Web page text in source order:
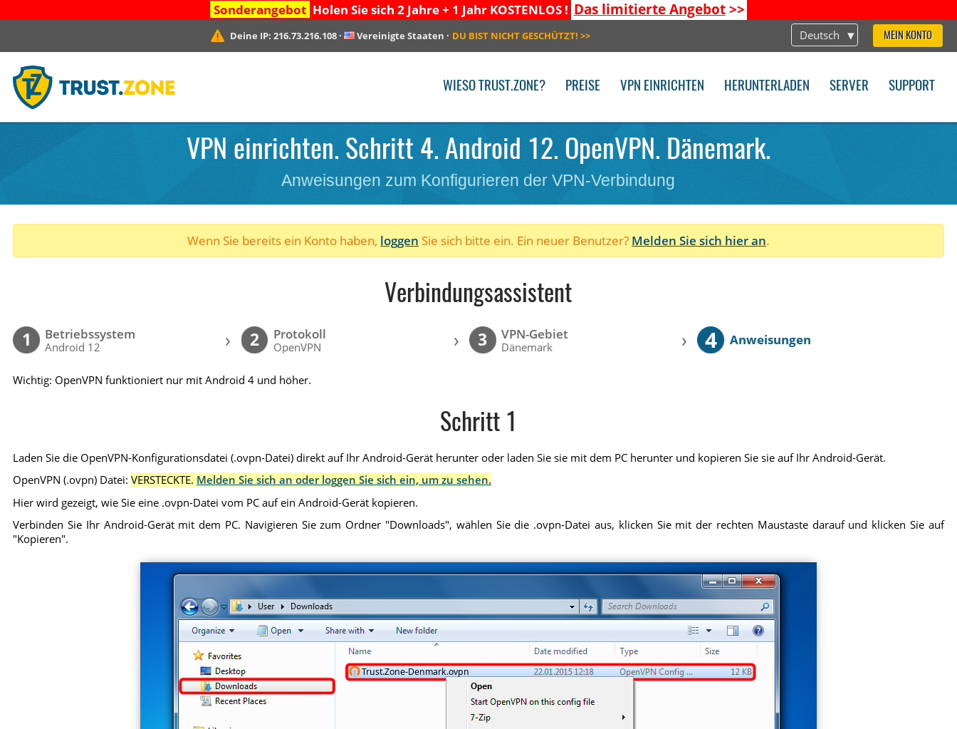
Sonderangebot Holen Sie sich 2 Jahre + 1 Jahr KOSTENLOS ! Das limitierte Angebot>>
Deutsch MEIN KONTO
Deine IP: 216.73.216.108· Vereinigte Staaten · DU BIST NICHT GESCHÜTZT! >>
WIESO TRUST.ZONE? PREISE VPN EINRICHTEN HERUNTERLADEN SERVER SUPPORT
VPN einrichten. Schritt 4. Android 12. OpenVPN. Dänemark.
Anweisungen zum Konfigurieren der VPN-Verbindung
Wenn Sie bereits ein Konto haben, loggen Sie sich bitte ein. Ein neuer Benutzer? Melden Sie sich hier an.
Verbindungsassistent
1 Betriebssystem
Android 12 › 2 Protokoll
OpenVPN › 3 VPN-Gebiet
Dänemark › 4 Anweisungen
Wichtig: OpenVPN funktioniert nur mit Android 4 und höher.
Schritt 1
Laden Sie die OpenVPN-Konfigurationsdatei (.ovpn-Datei) direkt auf Ihr Android-Gerät herunter oder laden Sie sie mit dem PC herunter und kopieren Sie sie auf Ihr Android-Gerät.
OpenVPN (.ovpn) Datei: VERSTECKTE. Melden Sie sich an oder loggen Sie sich ein, um zu sehen.
Hier wird gezeigt, wie Sie eine .ovpn-Datei vom PC auf ein Android-Gerät kopieren.
Verbinden Sie Ihr Android-Gerät mit dem PC. Navigieren Sie zum Ordner "Downloads", wählen Sie die .ovpn-Datei aus, klicken Sie mit der rechten Maustaste darauf und klicken Sie auf
"Kopieren".
Trust.Zone-Denmark.ovpn